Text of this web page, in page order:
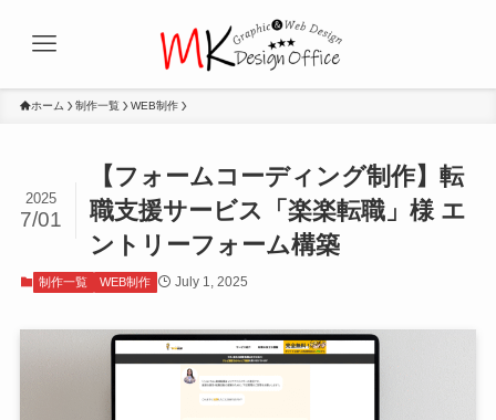
ホーム 制作一覧 WEB制作
【フォームコーディング制作】転
職支援サービス「楽楽転職」様 エ
ントリーフォーム構築
2025
7/01
制作一覧 WEB制作 July 1, 2025